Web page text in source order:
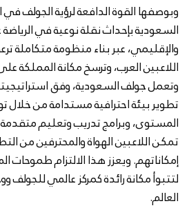
وبوصفها القوة الدافعة لرؤية الجولف
السعودية بإحداث نقلة نوعية في
والإقليمي، عبر بناء منظومة متكاملة
اللاعبين العرب، وترسخ مكانة المملكة
وتعمل جولف السعودية، وفق
تطوير بيئة احترافية مستدامة من خلال
المستوى، وبرامج تدريب وتعليم
تمكن اللاعبين الهواة والمحترفين من
إمكاناتهم. ويعزز هذا الالتزام طموحات
لتتبوأ مكانة رائدة كمركز عالمي
العالم.